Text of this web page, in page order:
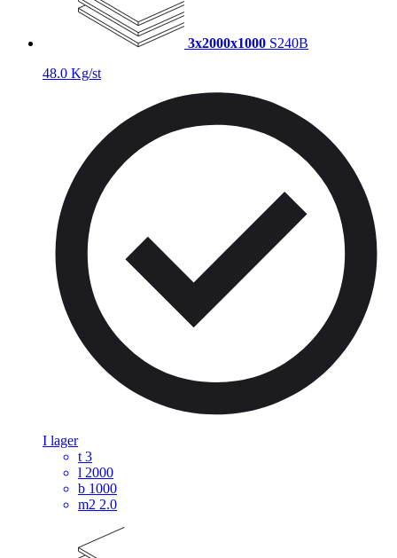
3x2000x1000 S240B
48.0 Kg/st
I lager
t 3
l 2000
b 1000
m2 2.0